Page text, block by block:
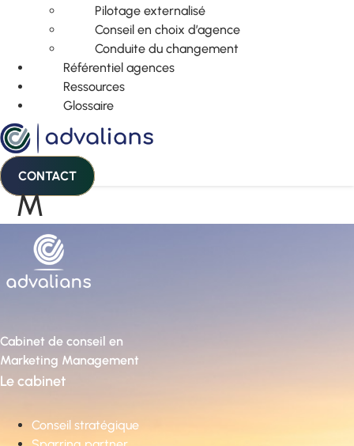
Pilotage externalisé
Conseil en choix d’agence
Conduite du changement
Référentiel agences
Ressources
Glossaire
CONTACT
M
Cabinet de conseil en
Marketing Management
Le cabinet
Conseil stratégique